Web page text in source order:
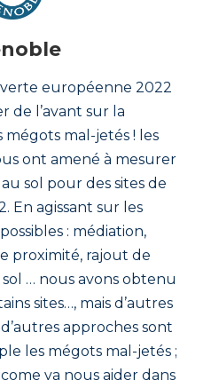
européenne 2022
de l’avant sur la
mal-jetés ! les
ont amené à mesurer
sol pour des sites de
En agissant sur les
: médiation,
proximité, rajout de
… nous avons obtenu
sites…, mais d’autres
approches sont
les mégots mal-jetés ;
va nous aider dans